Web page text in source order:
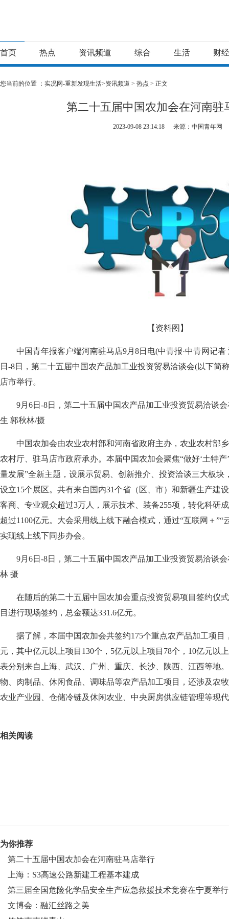
首页 热点 资讯频道 综合 生活 财经
您当前的位置 ： 实况网-重新发现生活>资讯频道 > 热点 > 正文
第二十五届中国农加会在河南驻
2023-09-08 23:14:18 来源：中国青年网
【资料图】
中国青年报客户端河南驻马店9月8日电(中青报·中青网记
日-8日，第二十五届中国农产品加工业投资贸易洽谈会(以下简
店市举行。
9月6日-8日，第二十五届中国农产品加工业投资贸易洽谈
生 郭秋林/摄
中国农加会由农业农村部和河南省政府主办，农业农村部
农村厅、驻马店市政府承办。本届中国农加会聚焦“做好‘土特
量发展”全新主题，设展示贸易、创新推介、投资洽谈三大板块
设立15个展区。共有来自国内31个省（区、市）和新疆生产建
客商、专业观众超过3万人，展示技术、装备255项，转化科研
超过1100亿元。大会采用线上线下融合模式，通过“互联网＋”“
实现线上线下同步办会。
9月6日-8日，第二十五届中国农产品加工业投资贸易洽谈
林 摄
在随后的第二十五届中国农加会重点投资贸易项目签约仪
目进行现场签约，总金额达331.6亿元。
据了解，本届中国农加会共签约175个重点农产品加工项目
元，其中亿元以上项目130个，5亿元以上项目78个，10亿元以
表分别来自上海、武汉、广州、重庆、长沙、陕西、江西等地
物、肉制品、休闲食品、调味品等农产品加工项目，还涉及农
农业产业园、仓储冷链及休闲农业、中央厨房供应链管理等现
相关阅读
为你推荐
第二十五届中国农加会在河南驻马店举行
上海：S3高速公路新建工程基本建成
第三届全国危险化学品安全生产应急救援技术竞赛在宁夏举行
文博会：融汇丝路之美